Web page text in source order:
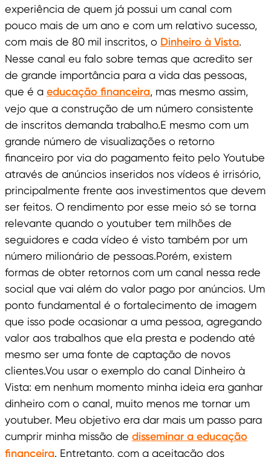
experiência de quem já possui um canal com
pouco mais de um ano e com um relativo sucesso,
com mais de 80 mil inscritos, o Dinheiro à Vista.
Nesse canal eu falo sobre temas que acredito ser
de grande importância para a vida das pessoas,
que é a educação financeira, mas mesmo assim,
vejo que a construção de um número consistente
de inscritos demanda trabalho.E mesmo com um
grande número de visualizações o retorno
financeiro por via do pagamento feito pelo Youtube
através de anúncios inseridos nos vídeos é irrisório,
principalmente frente aos investimentos que devem
ser feitos. O rendimento por esse meio só se torna
relevante quando o youtuber tem milhões de
seguidores e cada vídeo é visto também por um
número milionário de pessoas.Porém, existem
formas de obter retornos com um canal nessa rede
social que vai além do valor pago por anúncios. Um
ponto fundamental é o fortalecimento de imagem
que isso pode ocasionar a uma pessoa, agregando
valor aos trabalhos que ela presta e podendo até
mesmo ser uma fonte de captação de novos
clientes.Vou usar o exemplo do canal Dinheiro à
Vista: em nenhum momento minha ideia era ganhar
dinheiro com o canal, muito menos me tornar um
youtuber. Meu objetivo era dar mais um passo para
cumprir minha missão de disseminar a educação
financeira. Entretanto, com a aceitação dos